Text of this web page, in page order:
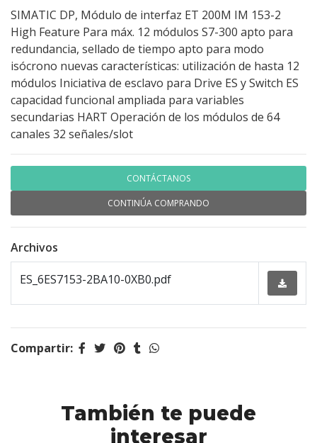
SIMATIC DP, Módulo de interfaz ET 200M IM 153-2
High Feature Para máx. 12 módulos S7-300 apto para
redundancia, sellado de tiempo apto para modo
isócrono nuevas características: utilización de hasta 12
módulos Iniciativa de esclavo para Drive ES y Switch ES
capacidad funcional ampliada para variables
secundarias HART Operación de los módulos de 64
canales 32 señales/slot
CONTÁCTANOS
CONTINÚA COMPRANDO
Archivos
ES_6ES7153-2BA10-0XB0.pdf
Compartir:
También te puede
interesar